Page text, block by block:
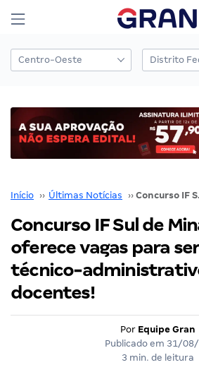
Início ›› Últimas Notícias ›› Concurso
Concurso IF Sul de
oferece vagas para
técnico-
docentes!
Por Equipe Gran
Publicado em 31/
3 min. de leitura